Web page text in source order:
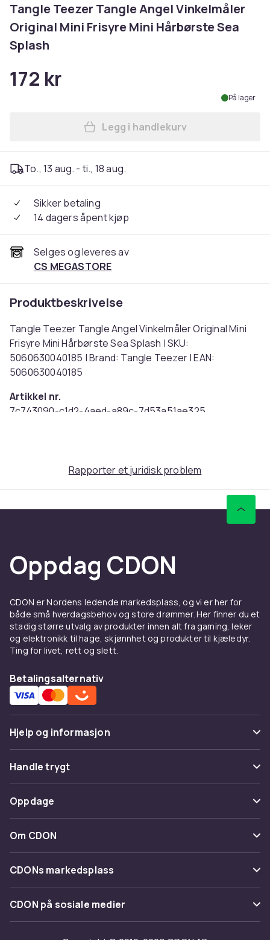
Tangle Teezer Tangle Angel Vinkelmåler
Original Mini Frisyre Mini Hårbørste Sea
Splash
172 kr
På lager
Legg Tangle Teezer
Legg i handlekurv
To., 13 aug. - ti., 18 aug.
Sikker betaling
14 dagers åpent kjøp
Selges og leveres av
CS MEGASTORE
Produktbeskrivelse
Tangle Teezer Tangle Angel Vinkelmåler Original Mini
Frisyre Mini Hårbørste Sea Splash | SKU:
5060630040185 | Brand: Tangle Teezer | EAN:
5060630040185
Artikkel nr.
7c743090-c1d2-4aed-a89c-7d53a51ae325
Rapporter et juridisk problem
Oppdag CDON
CDON er Nordens ledende markedsplass, og vi er her for
både små hverdagsbehov og store drømmer. Her finner du et
stadig større utvalg av produkter innen alt fra gaming, leker
og elektronikk til hage, skjønnhet og produkter til kjæledyr.
Ting for livet, rett og slett.
Betalingsalternativ
Hjelp og informasjon
Vanlige spørsmål
Spor pakke
Angre & returner her
Kontakt oss
Handle trygt
Betaling
Levering
Tilbakekallinger
Oppdage
Kategorier
Varemerker
Om CDON
Om oss
Kundeanmeldelser
Jobbe på CDON
CDONs markedsplass
Merchant Help Center
CDON på sosiale medier